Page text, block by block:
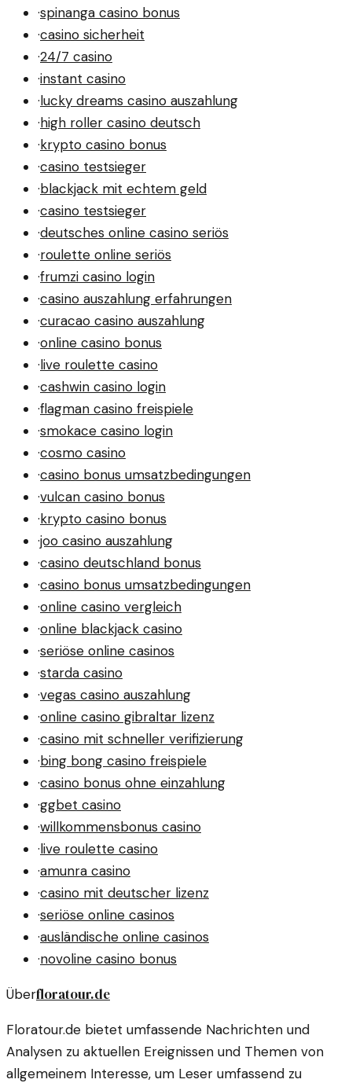
·spinanga casino bonus
·casino sicherheit
·24/7 casino
·instant casino
·lucky dreams casino auszahlung
·high roller casino deutsch
·krypto casino bonus
·casino testsieger
·blackjack mit echtem geld
·casino testsieger
·deutsches online casino seriös
·roulette online seriös
·frumzi casino login
·casino auszahlung erfahrungen
·curacao casino auszahlung
·online casino bonus
·live roulette casino
·cashwin casino login
·flagman casino freispiele
·smokace casino login
·cosmo casino
·casino bonus umsatzbedingungen
·vulcan casino bonus
·krypto casino bonus
·joo casino auszahlung
·casino deutschland bonus
·casino bonus umsatzbedingungen
·online casino vergleich
·online blackjack casino
·seriöse online casinos
·starda casino
·vegas casino auszahlung
·online casino gibraltar lizenz
·casino mit schneller verifizierung
·bing bong casino freispiele
·casino bonus ohne einzahlung
·ggbet casino
·willkommensbonus casino
·live roulette casino
·amunra casino
·casino mit deutscher lizenz
·seriöse online casinos
·ausländische online casinos
·novoline casino bonus
Überfloratour.de
Floratour.de bietet umfassende Nachrichten und
Analysen zu aktuellen Ereignissen und Themen von
allgemeinem Interesse, um Leser umfassend zu